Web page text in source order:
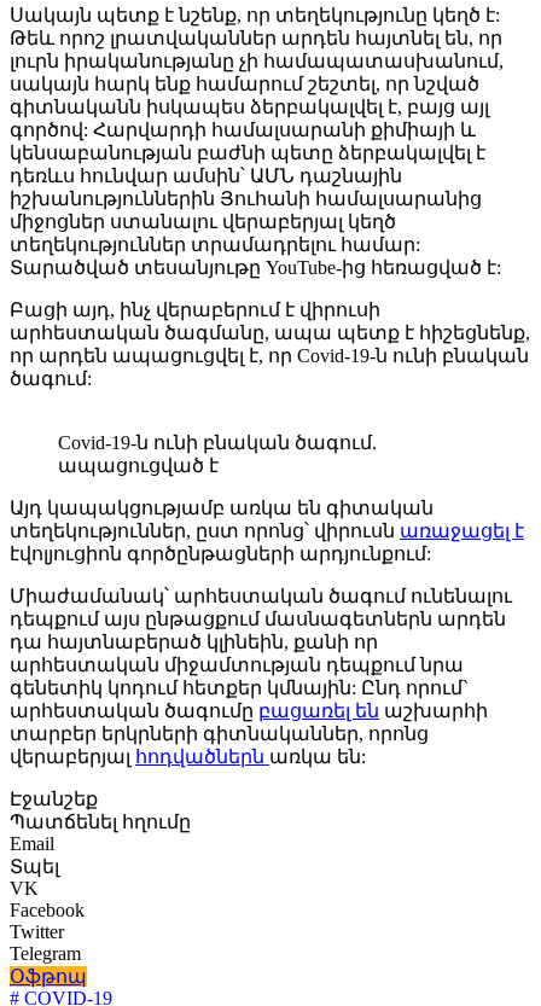
Սակայն պետք է նշենք, որ տեղեկությունը կեղծ է:
Թեև որոշ լրատվականներ արդեն հայտնել են, որ
լուրն իրականությանը չի համապատասխանում,
սակայն հարկ ենք համարում շեշտել, որ նշված
գիտնականն իսկապես ձերբակալվել է, բայց այլ
գործով: Հարվարդի համալսարանի քիմիայի և
կենսաբանության բաժնի պետը ձերբակալվել է
դեռևս հունվար ամսին՝ ԱՄՆ դաշնային
իշխանություններին Յուհանի համալսարանից
միջոցներ ստանալու վերաբերյալ կեղծ
տեղեկություններ տրամադրելու համար:
Տարածված տեսանյութը YouTube-ից հեռացված է:
Բացի այդ, ինչ վերաբերում է վիրուսի
արհեստական ծագմանը, ապա պետք է հիշեցնենք,
որ արդեն ապացուցվել է, որ Covid-19-ն ունի բնական
ծագում:
Covid-19-ն ունի բնական ծագում.
ապացուցված է
Այդ կապակցությամբ առկա են գիտական
տեղեկություններ, ըստ որոնց՝ վիրուսն առաջացել է
էվոլյուցիոն գործընթացների արդյունքում:
Միաժամանակ՝ արհեստական ծագում ունենալու
դեպքում այս ընթացքում մասնագետներն արդեն
դա հայտնաբերած կլինեին, քանի որ
արհեստական միջամտության դեպքում նրա
գենետիկ կոդում հետքեր կմնային: Ընդ որում`
արհեստական ծագումը բացառել են աշխարհի
տարբեր երկրների գիտնականներ, որոնց
վերաբերյալ հոդվածներն առկա են:
Էջանշեք
Պատճենել հղումը
Email
Տպել
VK
Facebook
Twitter
Telegram
Օֆթոպ
# COVID-19